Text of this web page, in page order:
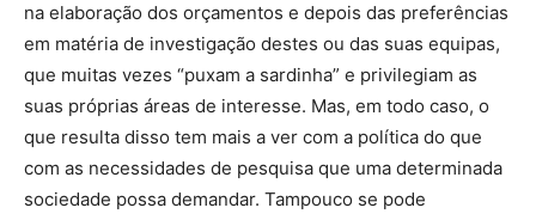
na elaboração dos orçamentos e depois das preferências
em matéria de investigação destes ou das suas equipas,
que muitas vezes “puxam a sardinha” e privilegiam as
suas próprias áreas de interesse. Mas, em todo caso, o
que resulta disso tem mais a ver com a política do que
com as necessidades de pesquisa que uma determinada
sociedade possa demandar. Tampouco se pode